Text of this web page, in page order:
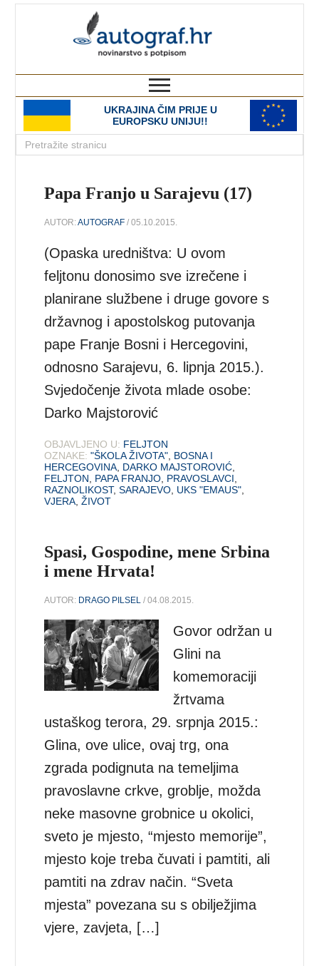
UKRAJINA ČIM PRIJE U
EUROPSKU UNIJU!!
Papa Franjo u Sarajevu (17)
AUTOR:AUTOGRAF / 05.10.2015.
(Opaska uredništva: U ovom
feljtonu donosimo sve izrečene i
planirane službene i druge govore s
državnog i apostolskog putovanja
pape Franje Bosni i Hercegovini,
odnosno Sarajevu, 6. lipnja 2015.).
Svjedočenje života mlade osobe:
Darko Majstorović
OBJAVLJENO U: FELJTON
OZNAKE: "ŠKOLA ŽIVOTA" BOSNA I
HERCEGOVINA DARKO MAJSTOROVIĆ
FELJTON
PAPA FRANJO PRAVOSLAVCI
RAZNOLIKOST,SARAJEVO UKS "EMAUS"
VJERA ,ŽIVOT
Spasi, Gospodine, mene Srbina
i mene Hrvata!
AUTOR: DRAGO PILSEL / 04.08.2015.
Govor održan u
Glini na
komemoraciji
žrtvama
ustaškog terora, 29. srpnja 2015.:
Glina, ove ulice, ovaj trg, ona
zgrada podignuta na temeljima
pravoslavne crkve, groblje, možda
neke masovne grobnice u okolici,
sveto je mjesto, “mjesto memorije”,
mjesto koje treba čuvati i pamtiti, ali
pamtiti na zdrav način. “Sveta
mjesta” povezana su s obilježjima
vjere, zavjeta, […]